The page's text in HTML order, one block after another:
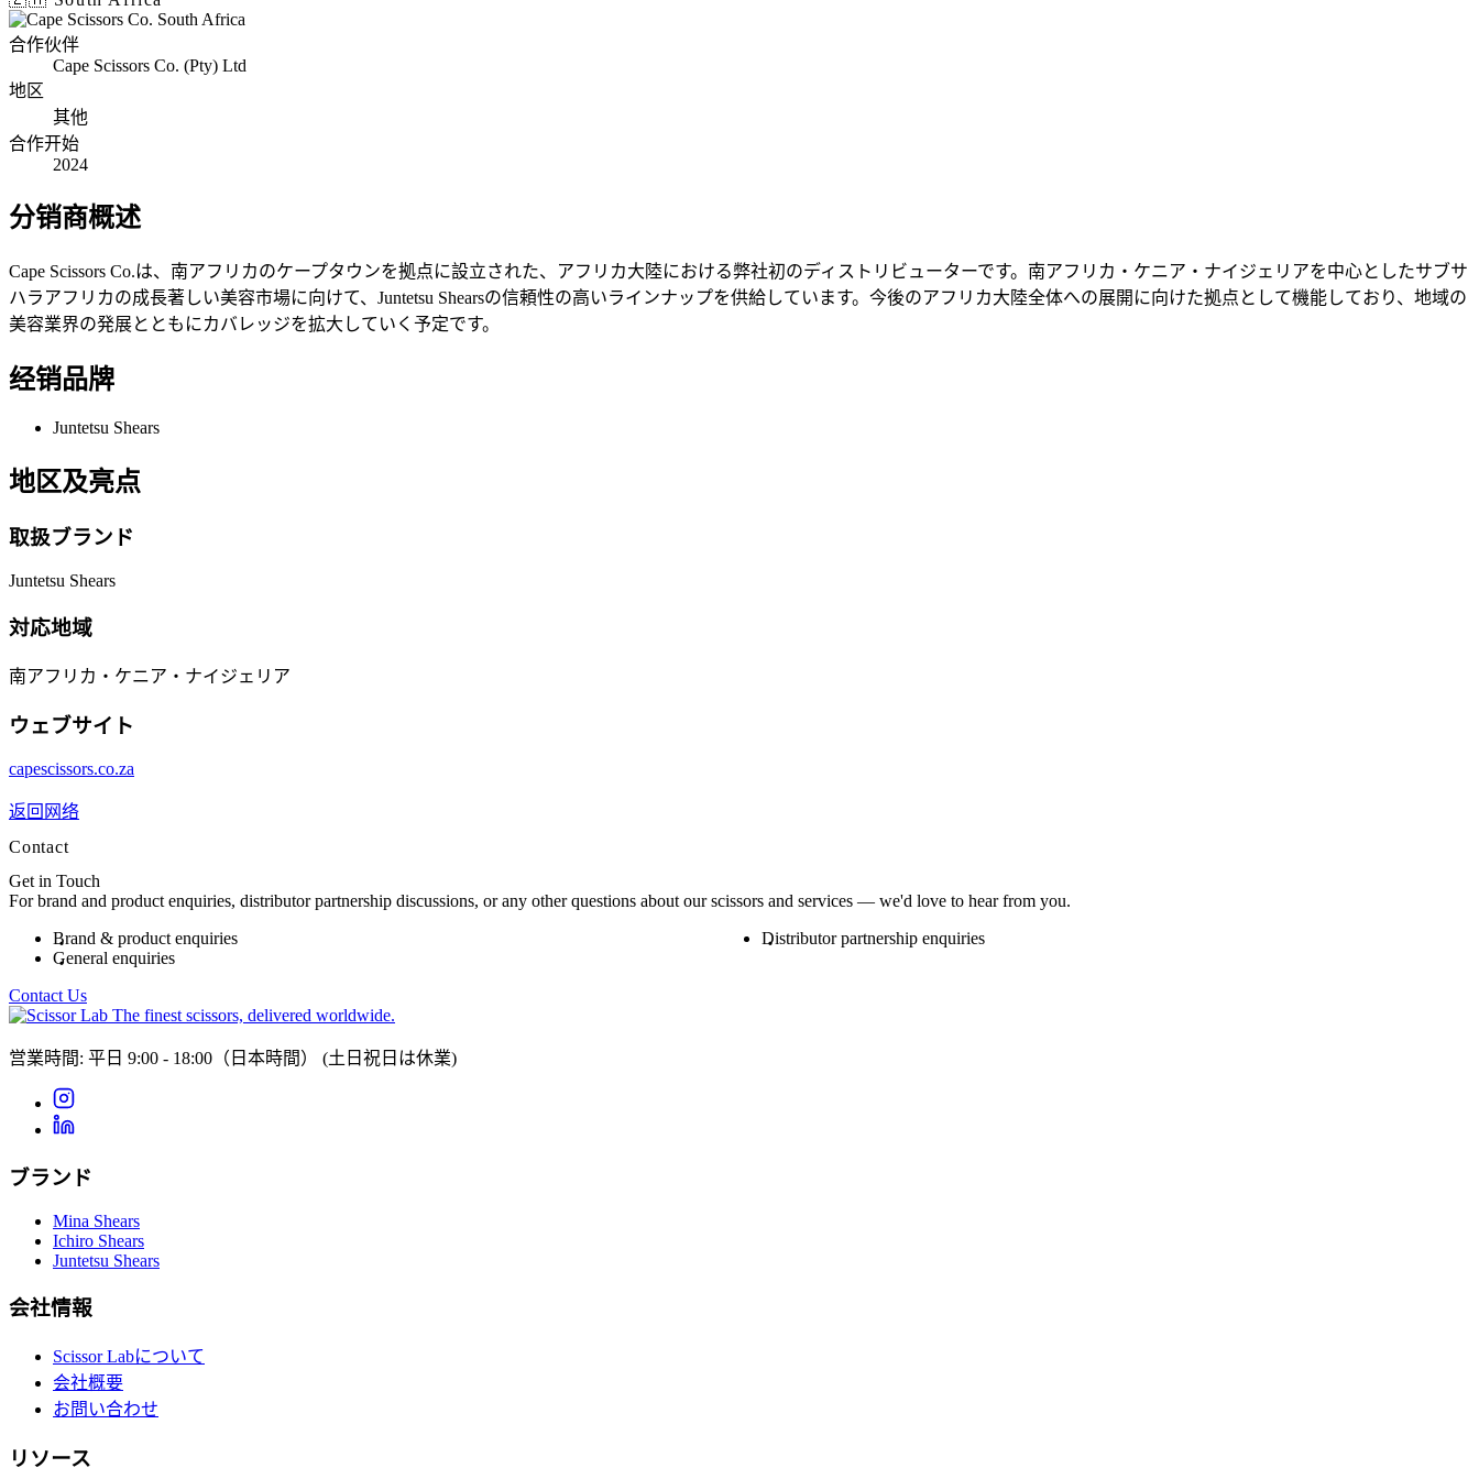
合作伙伴
Cape Scissors Co. (Pty) Ltd
地区
其他
合作开始
2024
分销商概述
Cape Scissors Co.は、南アフリカのケープタウンを拠点に設立された、アフリカ大陸における弊社初のディストリビューターです。南アフリカ・ケニア・ナイジェリアを中心としたサブサ
ハラアフリカの成長著しい美容市場に向けて、Juntetsu Shearsの信頼性の高いラインナップを供給しています。今後のアフリカ大陸全体への展開に向けた拠点として機能しており、地域の
美容業界の発展とともにカバレッジを拡大していく予定です。
经销品牌
Juntetsu Shears
地区及亮点
取扱ブランド
Juntetsu Shears
対応地域
南アフリカ・ケニア・ナイジェリア
ウェブサイト
capescissors.co.za
返回网络
Contact
Get in Touch
For brand and product enquiries, distributor partnership discussions, or any other questions about our scissors and services — we'd love to hear from you.
Brand & product enquiries
Distributor partnership enquiries
General enquiries
Contact Us
The finest scissors, delivered worldwide.
営業時間: 平日 9:00 - 18:00（日本時間） (土日祝日は休業)
ブランド
Mina Shears
Ichiro Shears
Juntetsu Shears
会社情報
Scissor Labについて
会社概要
お問い合わせ
リソース